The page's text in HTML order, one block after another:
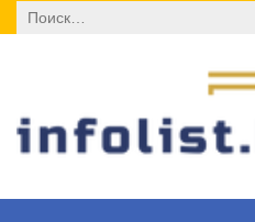
Найти: